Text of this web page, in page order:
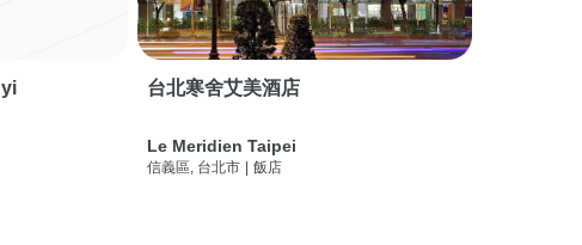
台北寒舍艾美酒店
Le Meridien Taipei
信義區, 台北市 | 飯店